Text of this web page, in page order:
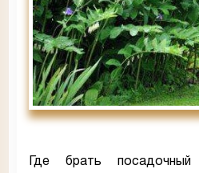
Где брать посадочный